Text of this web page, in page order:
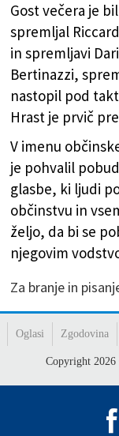
Gost večera je
spremljal
in spremljavi
Bertinazzi,
nastopil pod
Hrast je prvič
V imenu
je pohvalil
glasbe, ki ljudi
občinstvu in
željo, da bi se
njegovim
Za branje in
Oglasi Zgodovina
Copyright2026